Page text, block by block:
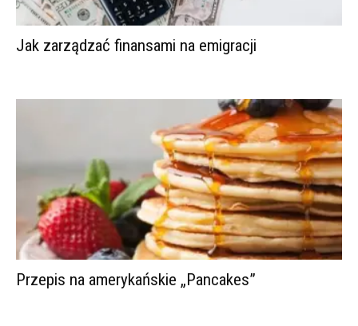
Jak zarządzać finansami na emigracji
Przepis na amerykańskie „Pancakes”